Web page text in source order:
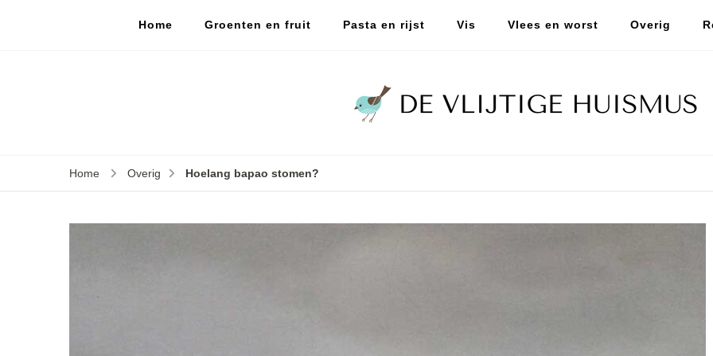
Home Groenten en fruit Pasta en rijst Vis Vlees en worst Overig
Home Overig Hoelang bapao stomen?